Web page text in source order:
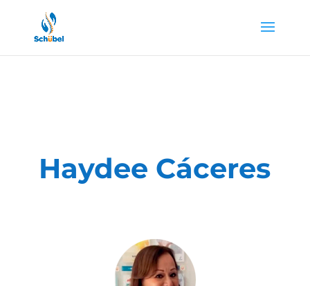
Haydee Cáceres